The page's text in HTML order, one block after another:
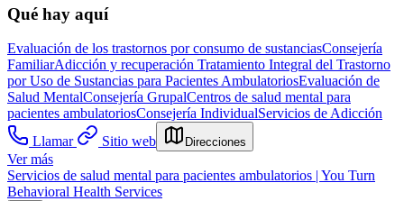
Qué hay aquí
Evaluación de los trastornos por consumo de sustanciasConsejería
FamiliarAdicción y recuperación Tratamiento Integral del Trastorno
por Uso de Sustancias para Pacientes AmbulatoriosEvaluación de
Salud MentalConsejería GrupalCentros de salud mental para
pacientes ambulatoriosConsejería IndividualServicios de Adicción
Llamar
Sitio web Direcciones
Ver más
Servicios de salud mental para pacientes ambulatorios | You Turn
Behavioral Health Services